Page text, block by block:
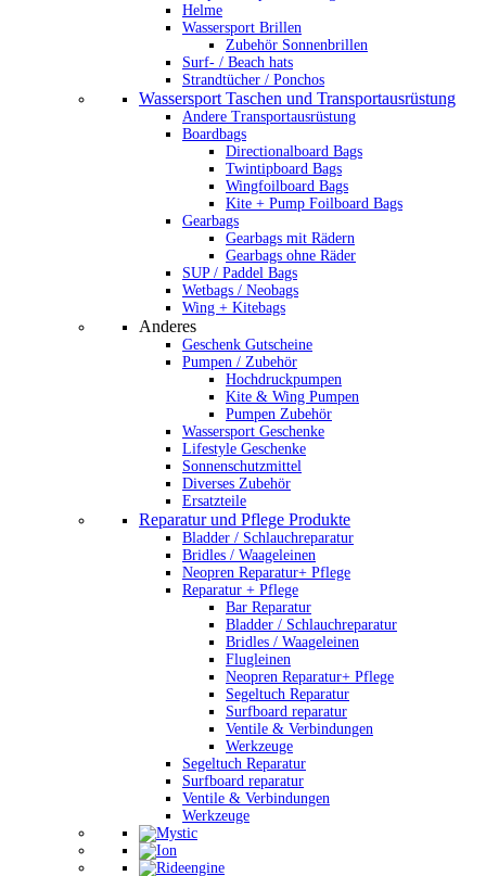
Helme
Wassersport Brillen
Zubehör Sonnenbrillen
Surf- / Beach hats
Strandtücher / Ponchos
Wassersport Taschen und Transportausrüstung
Andere Transportausrüstung
Boardbags
Directionalboard Bags
Twintipboard Bags
Wingfoilboard Bags
Kite + Pump Foilboard Bags
Gearbags
Gearbags mit Rädern
Gearbags ohne Räder
SUP / Paddel Bags
Wetbags / Neobags
Wing + Kitebags
Anderes
Geschenk Gutscheine
Pumpen / Zubehör
Hochdruckpumpen
Kite & Wing Pumpen
Pumpen Zubehör
Wassersport Geschenke
Lifestyle Geschenke
Sonnenschutzmittel
Diverses Zubehör
Ersatzteile
Reparatur und Pflege Produkte
Bladder / Schlauchreparatur
Bridles / Waageleinen
Neopren Reparatur+ Pflege
Reparatur + Pflege
Bar Reparatur
Bladder / Schlauchreparatur
Bridles / Waageleinen
Flugleinen
Neopren Reparatur+ Pflege
Segeltuch Reparatur
Surfboard reparatur
Ventile & Verbindungen
Werkzeuge
Segeltuch Reparatur
Surfboard reparatur
Ventile & Verbindungen
Werkzeuge